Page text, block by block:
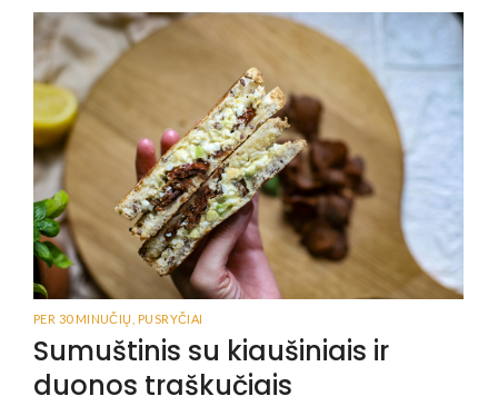
PER 30 MINUČIŲ PUSRYČIAI
Sumuštinis su kiaušiniais ir
duonos traškučiais